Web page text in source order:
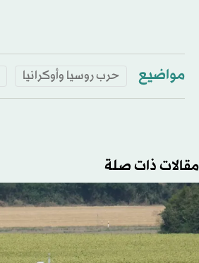
مواضيع حرب روسيا وأوكرانيا
مقالات ذات صلة